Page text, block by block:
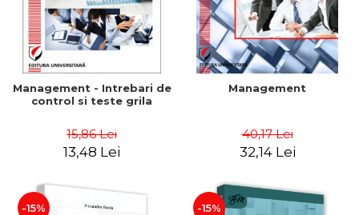
Management - Intrebari de
control si teste grila
15,86 Lei
13,48 Lei
Management
40,17 Lei
32,14 Lei
-15% -15%